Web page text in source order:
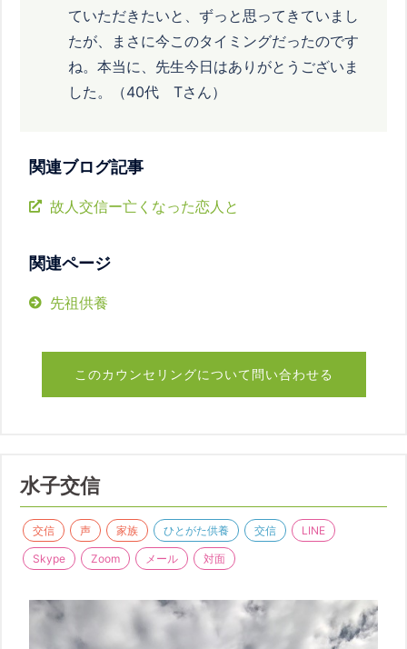
ていただきたいと、ずっと思ってきていまし
たが、まさに今このタイミングだったのです
ね。本当に、先生今日はありがとうございま
した。（40代 Tさん）
関連ブログ記事
故人交信ー亡くなった恋人と
関連ページ
先祖供養
このカウンセリングについて問い合わせる
水子交信
交信 声 家族 ひとがた供養 交信 LINE
Skype Zoom メール 対面